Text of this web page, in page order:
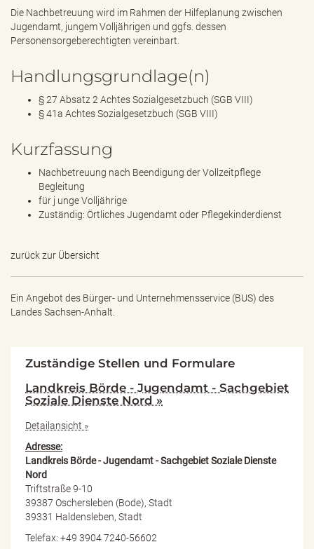
Die Nachbetreuung wird im Rahmen der Hilfeplanung zwischen
Jugendamt, jungem Volljährigen und ggfs. dessen
Personensorgeberechtigten vereinbart.
Handlungsgrundlage(n)
§ 27 Absatz 2 Achtes Sozialgesetzbuch (SGB VIII)
§ 41a Achtes Sozialgesetzbuch (SGB VIII)
Kurzfassung
Nachbetreuung nach Beendigung der Vollzeitpflege
Begleitung
für j unge Volljährige
Zuständig: Örtliches Jugendamt oder Pflegekinderdienst
zurück zur Übersicht
Ein Angebot des Bürger- und Unternehmensservice (BUS) des
Landes Sachsen-Anhalt.
Zuständige Stellen und Formulare
Landkreis Börde - Jugendamt - Sachgebiet
Soziale Dienste Nord »
Detailansicht »
Adresse:
Landkreis Börde - Jugendamt - Sachgebiet Soziale Dienste
Nord
Triftstraße 9-10
39387 Oschersleben (Bode), Stadt
39331 Haldensleben, Stadt
Telefax: +49 3904 7240-56602